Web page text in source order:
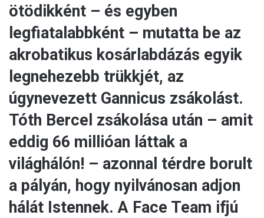
ötödikként – és egyben
legfiatalabbként – mutatta be az
akrobatikus kosárlabdázás egyik
legnehezebb trükkjét, az
úgynevezett Gannicus zsákolást.
Tóth Bercel zsákolása után – amit
eddig 66 millióan láttak a
világhálón! – azonnal térdre borult
a pályán, hogy nyilvánosan adjon
hálát Istennek. A Face Team ifjú